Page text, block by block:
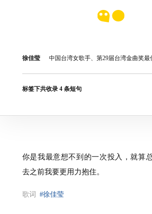
徐佳莹 中国台湾女歌手、第29届台湾金曲奖最
标签下共收录 4 条短句
你是我最意想不到的一次投入，就算
去之前我要更用力抱住。
歌词 #徐佳莹